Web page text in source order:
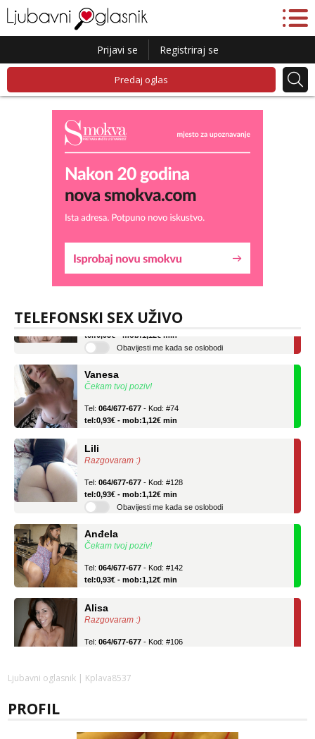
Prijavi se Registriraj se
Predaj oglas
TELEFONSKI SEX UŽIVO
Tel:064/677-677 - Kod: #106
Obavijesti me kada se oslobodi
Čekam tvoj poziv!
tel:0,93€ - mob:1,12€ min
Razgovaram :)
tel:0,93€ - mob:1,12€ min
Obavijesti me kada se oslobodi
Čekam tvoj poziv!
tel:0,93€ - mob:1,12€ min
Razgovaram :)
tel:0,93€ - mob:1,12€ min
Vanesa
tel:0,93€ - mob:1,12€ min
Ljubavni oglasnik | Kplava8537
PROFIL